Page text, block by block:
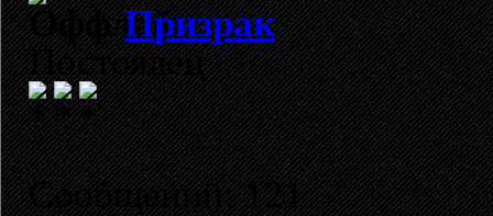
Призрак
Постоялец
Сообщений: 121